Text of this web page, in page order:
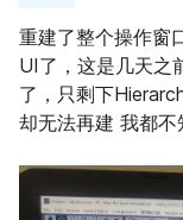
重建了整个操作窗
UI了，这是几天之
了，只剩下
却无法再建 我都